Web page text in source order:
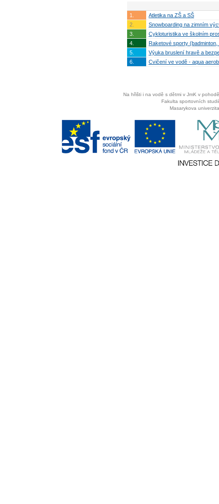
1.
Atletika na ZŠ a SŠ
2.
Snowboarding na zimním
3.
Cykloturistika ve školním
4.
Raketové sporty
5.
Výuka bruslení hravě a
6.
Cvičení ve vodě - aqua
Na hřišti i na vodě s dětmi v JmK v
Fakulta sportovních
Masarykova